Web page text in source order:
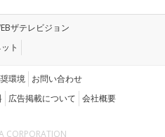
ザテレビジョン
ト
環境 お問い合わせ
広告掲載について 会社概要
CORPORATION